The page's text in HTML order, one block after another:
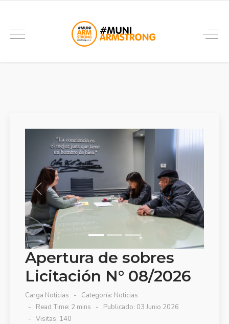
Apertura de sobres
Licitación N° 08/2026
Carga Noticias Categoría: Noticias
Read Time: 2 mins
Publicado: 03 Junio 2026
Visitas: 140